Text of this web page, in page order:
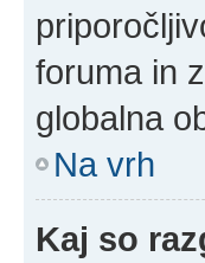
foruma in
globalna
Na vrh
Kaj so